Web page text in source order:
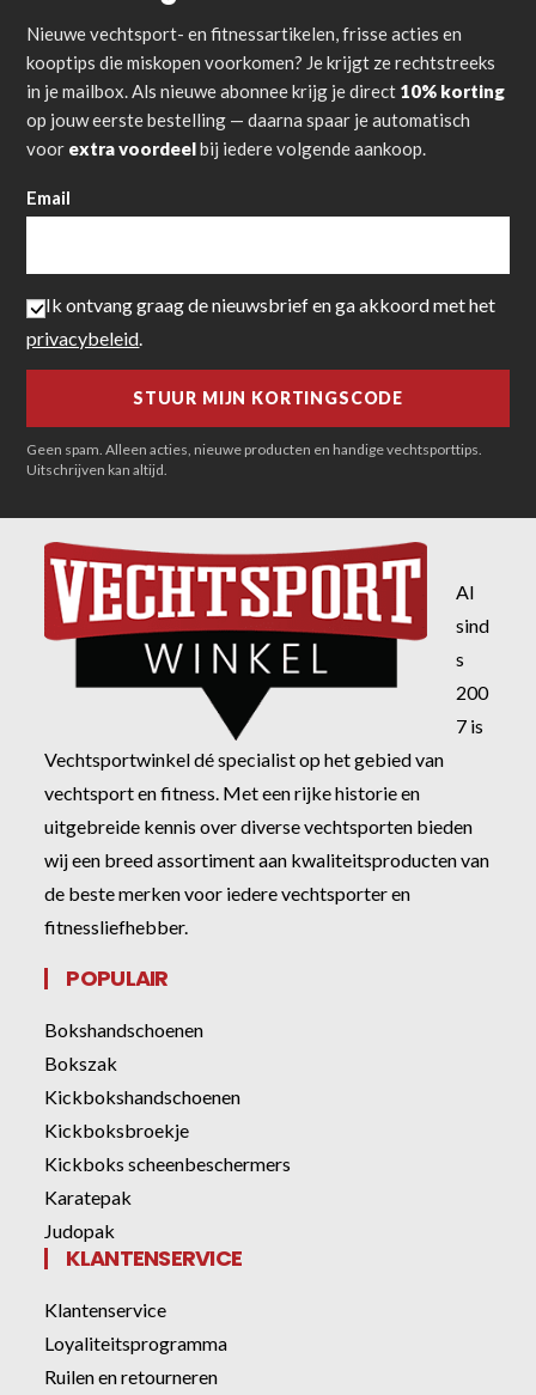
Nieuwe vechtsport- en fitnessartikelen, frisse acties en
kooptips die miskopen voorkomen? Je krijgt ze rechtstreeks
in je mailbox. Als nieuwe abonnee krijg je direct 10% korting
op jouw eerste bestelling — daarna spaar je automatisch
voor extra voordeelbij iedere volgende aankoop.
Email
Ik ontvang graag de nieuwsbrief en ga akkoord met het
privacybeleid.
Geen spam. Alleen acties, nieuwe producten en handige vechtsporttips.
Uitschrijven kan altijd.
Al
sind
s
200
7 is
Vechtsportwinkel dé specialist op het gebied van
vechtsport en fitness. Met een rijke historie en
uitgebreide kennis over diverse vechtsporten bieden
wij een breed assortiment aan kwaliteitsproducten van
de beste merken voor iedere vechtsporter en
fitnessliefhebber.
POPULAIR
Bokshandschoenen
Bokszak
Kickbokshandschoenen
Kickboksbroekje
Kickboks scheenbeschermers
Karatepak
Judopak
KLANTENSERVICE
Klantenservice
Loyaliteitsprogramma
Ruilen en retourneren